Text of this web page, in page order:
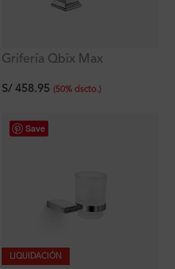
Grifería Qbix Max
Lavatorio al Mueble
S/458.95 (50% dscto.)
Save
LIQUIDACIÓN